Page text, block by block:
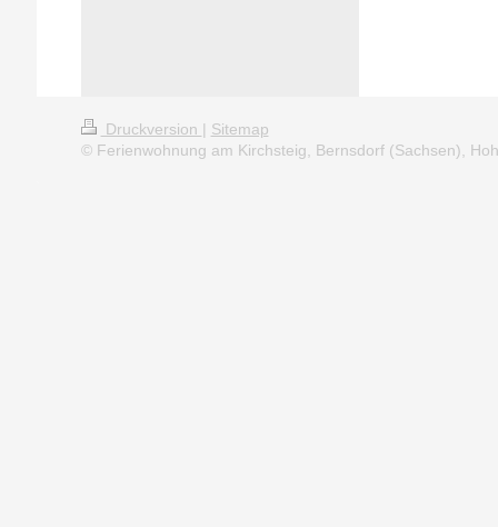
Druckversion | Sitemap
© Ferienwohnung am Kirchsteig, Bernsdorf (Sachsen),